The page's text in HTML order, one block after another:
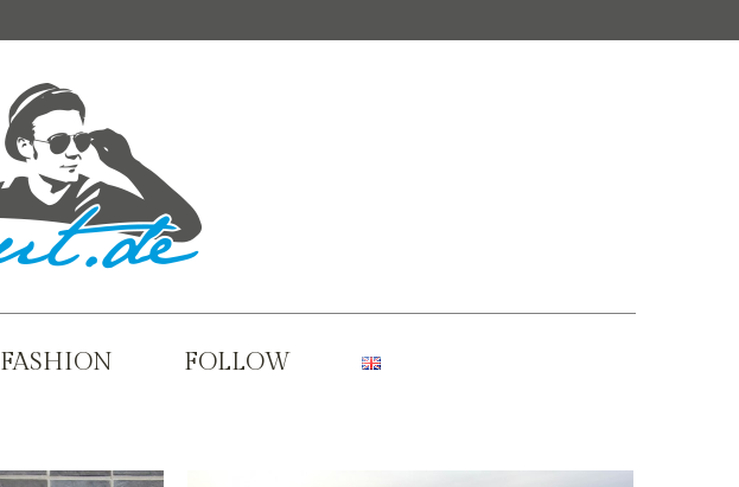
FASHION FOLLOW